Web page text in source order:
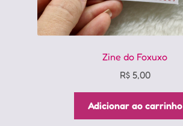
Zine do Foxuxo
R$5,00
Adicionar ao carrinho